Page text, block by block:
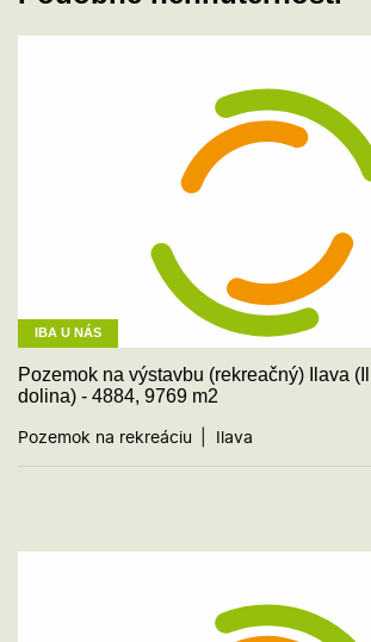
IBA U NÁS
Pozemok na výstavbu (rekreačný) Ilava
dolina) - 4884, 9769 m2
Pozemok na rekreáciu
Ilava